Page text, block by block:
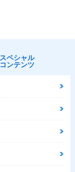
2007年 GSX-R100
スペシャル
コンテンツ